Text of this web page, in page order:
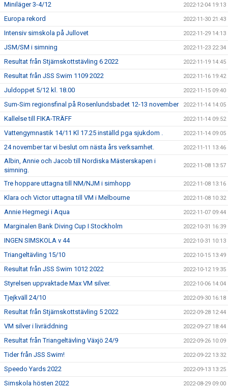
Miniläger 3-4/12 2022-12-04 19:13
Europa rekord 2022-11-30 21:43
Intensiv simskola på Jullovet 2022-11-29 14:13
JSM/SM i simning 2022-11-23 22:34
Resultat från Stjärnskottstävling 6 2022 2022-11-19 14:45
Resultat från JSS Swim 1109 2022 2022-11-16 19:42
Juldoppet 5/12 kl. 18.00 2022-11-15 09:40
Sum-Sim regionsfinal på Rosenlundsbadet 12-13 november 2022-11-14 14:05
Kallelse till FIKA-TRÄFF 2022-11-14 09:52
Vattengymnastik 14/11 Kl 17.25 inställd pga sjukdom . 2022-11-14 09:05
24 november tar vi beslut om nästa års verksamhet. 2022-11-11 13:46
Albin, Annie och Jacob till Nordiska Mästerskapen i
simning.
2022-11-08 13:57
Tre hoppare uttagna till NM/NJM i simhopp 2022-11-08 13:16
Klara och Victor uttagna till VM i Melbourne 2022-11-08 10:32
Annie Hegmegi i Aqua 2022-11-07 09:44
Marginalen Bank Diving Cup I Stockholm 2022-10-31 16:39
INGEN SIMSKOLA v 44 2022-10-31 10:13
Triangeltävling 15/10 2022-10-15 13:49
Resultat från JSS Swim 1012 2022 2022-10-12 19:35
Styrelsen uppvaktade Max VM silver. 2022-10-06 14:04
Tjejkväll 24/10 2022-09-30 16:18
Resultat från Stjärnskottstävling 5 2022 2022-09-28 12:44
VM silver i livräddning 2022-09-27 18:44
Resultat från Triangeltävling Växjö 24/9 2022-09-26 10:09
Tider från JSS Swim! 2022-09-22 13:32
Speedo Yards 2022 2022-09-13 13:25
Simskola hösten 2022 2022-08-29 09:00